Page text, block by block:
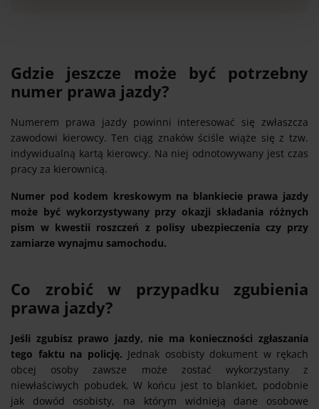
Gdzie jeszcze może być potrzebny
numer prawa jazdy?
Numerem prawa jazdy powinni interesować się zwłaszcza
zawodowi kierowcy. Ten ciąg znaków ściśle wiąże się z tzw.
indywidualną kartą kierowcy. Na niej odnotowywany jest czas
pracy za kierownicą.
Numer pod kodem kreskowym na blankiecie prawa jazdy
może być wykorzystywany przy okazji składania różnych
pism w kwestii roszczeń z polisy ubezpieczenia czy przy
zamiarze wynajmu samochodu.
Co zrobić w przypadku zgubienia
prawa jazdy?
Jeśli zgubisz prawo jazdy, nie ma konieczności zgłaszania
tego faktu na policję. Jednak osobisty dokument w rękach
obcej osoby zawsze może zostać wykorzystany z
niewłaściwych pobudek. W końcu jest to blankiet, podobnie
jak dowód osobisty, na którym widnieją dane osobowe